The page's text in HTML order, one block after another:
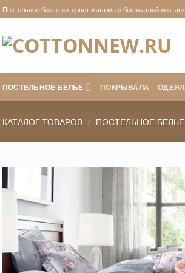
Постельное белье интернет магазин с бесплатной
ПОСТЕЛЬНОЕ БЕЛЬЕ ПОКРЫВАЛА
КАТАЛОГ ТОВАРОВ / ПОСТЕЛЬНОЕ БЕЛЬЕ